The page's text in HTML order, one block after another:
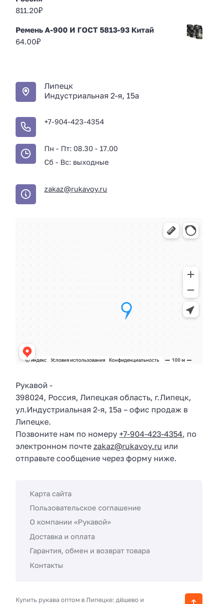
811.20₽
Ремень А-900 И ГОСТ 5813-93 Китай
64.00₽
Липецк
Индустриальная 2-я, 15а
+7-904-423-4354
Пн - Пт: 08.30 - 17.00
Сб - Вс: выходные
zakaz@rukavoy.ru
Рукавой -
398024, Россия, Липецкая область, г.Липецк,
ул.Индустриальная 2-я, 15а – офис продаж в
Липецке.
Позвоните нам по номеру +7-904-423-4354, по
электронном почте zakaz@rukavoy.ru или
отправьте сообщение через форму ниже.
Карта сайта
Пользовательское соглашение
О компании «Рукавой»
Доставка и оплата
Гарантия, обмен и возврат товара
Контакты
Купить рукава оптом в Липецке: дёшево и